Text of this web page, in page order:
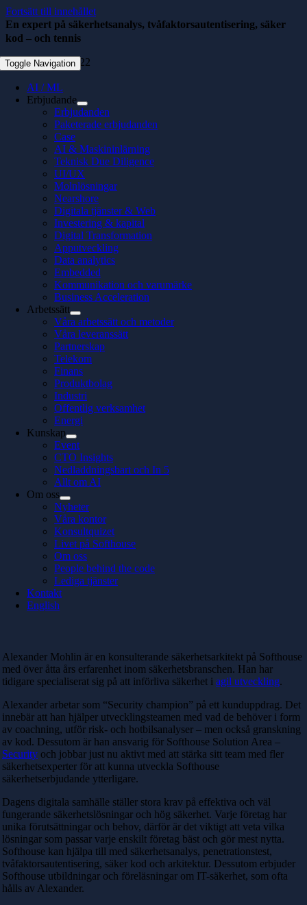
Fortsätt till innehållet
Toggle Navigation
AI / ML
Erbjudande
Erbjudanden
Paketerade erbjudanden
Case
AI & Maskininlärning
Teknisk Due Diligence
UI/UX
Molnlösningar
Nearshore
Digitala tjänster & Web
Investering & kapital
Digital Transformation
Apputveckling
Data analytics
Embedded
Kommunikation och varumärke
Business Acceleration
Arbetssätt
Våra arbetssätt och metoder
Våra leveranssätt
Partnerskap
Telekom
Finans
Produktbolag
Industri
Offentlig verksamhet
Energi
Kunskap
Event
CTO Insights
Nedladdningsbart och In 5
Allt om AI
Om oss
Nyheter
Våra kontor
Konsultquizet
Livet på Softhouse
Om oss
People behind the code
Lediga tjänster
Kontakt
English
En expert på säkerhetsanalys, tvåfaktorsautentisering, säker
kod – och tennis
september 27, 2022
Alexander Mohlin är en konsulterande säkerhetsarkitekt på Softhouse
med över åtta års erfarenhet inom säkerhetsbranschen. Han har
tidigare specialiserat sig på att införliva säkerhet i agil utveckling.
Alexander arbetar som “Security champion” på ett kunduppdrag. Det
innebär att han hjälper utvecklingsteamen med vad de behöver i form
av coachning, utför risk- och hotbilsanalyser – men också granskning
av kod. Dessutom är han ansvarig för Softhouse Solution Area –
Security och jobbar just nu aktivt med att stärka sitt team med fler
säkerhetsexperter för att kunna utveckla Softhouse
säkerhetserbjudande ytterligare.
Dagens digitala samhälle ställer stora krav på effektiva och väl
fungerande säkerhetslösningar och hög säkerhet. Varje företag har
unika förutsättningar och behov, därför är det viktigt att veta vilka
lösningar som passar varje enskilt företag bäst och gör mest nytta.
Softhouse kan hjälpa till med säkerhetsanalys, penetrationstest,
tvåfaktorsautentisering, säker kod och arkitektur. Dessutom erbjuder
Softhouse utbildningar och föreläsningar om IT-säkerhet, som ofta
hålls av Alexander.